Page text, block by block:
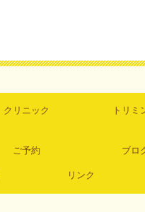
クリニック トリミ
ご予約 ブロ
リンク